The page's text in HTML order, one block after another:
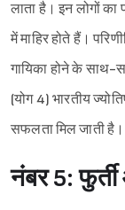
लाता है। इन लोगों
में माहिर होते हैं।
गायिका होने के साथ-
(योग 4) भारतीय
सफलता मिल जाती है।
नंबर 5: